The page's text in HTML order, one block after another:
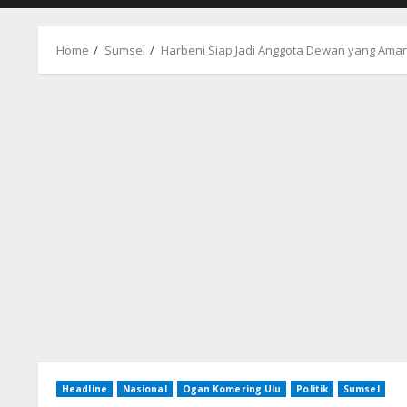
Home Sumsel Harbeni Siap Jadi Anggota Dewan yang
Headline Nasional Ogan Komering Ulu Politik Sumsel